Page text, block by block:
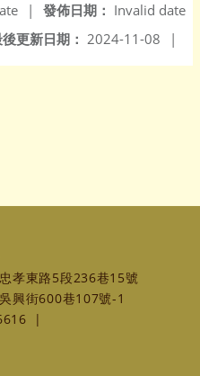
發佈日期： Invalid date
|
更新日期： 2024-11-08 |
孝東路5段236巷15號
興街600巷107號-1
|